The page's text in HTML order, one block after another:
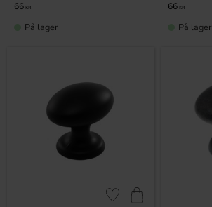
66 KR
På lager
66 KR
På lager
Lagre som favoritt